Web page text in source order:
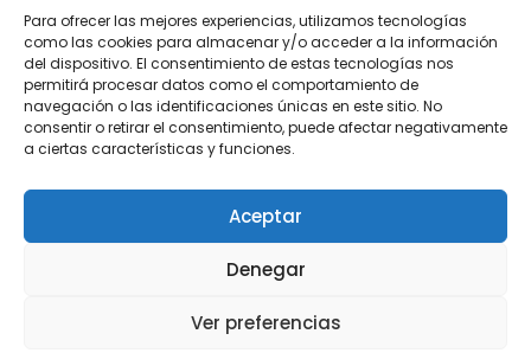
Para ofrecer las mejores experiencias, utilizamos tecnologías
como las cookies para almacenar y/o acceder a la información
del dispositivo. El consentimiento de estas tecnologías nos
permitirá procesar datos como el comportamiento de
navegación o las identificaciones únicas en este sitio. No
consentir o retirar el consentimiento, puede afectar negativamente
a ciertas características y funciones.
Aceptar
Denegar
Ver preferencias
L–V 9:00–14:00 · 17:00–20:00
OFICINA AMATE
C/ Carlos Marx, 16, Bloque 6, Local A
41006 Sevilla
L–V 9:00–14:00 · 17:00–20:00
© 2005–2026 Vivenzia Home · Godel Nervión, S.L. · Colegiado API nº